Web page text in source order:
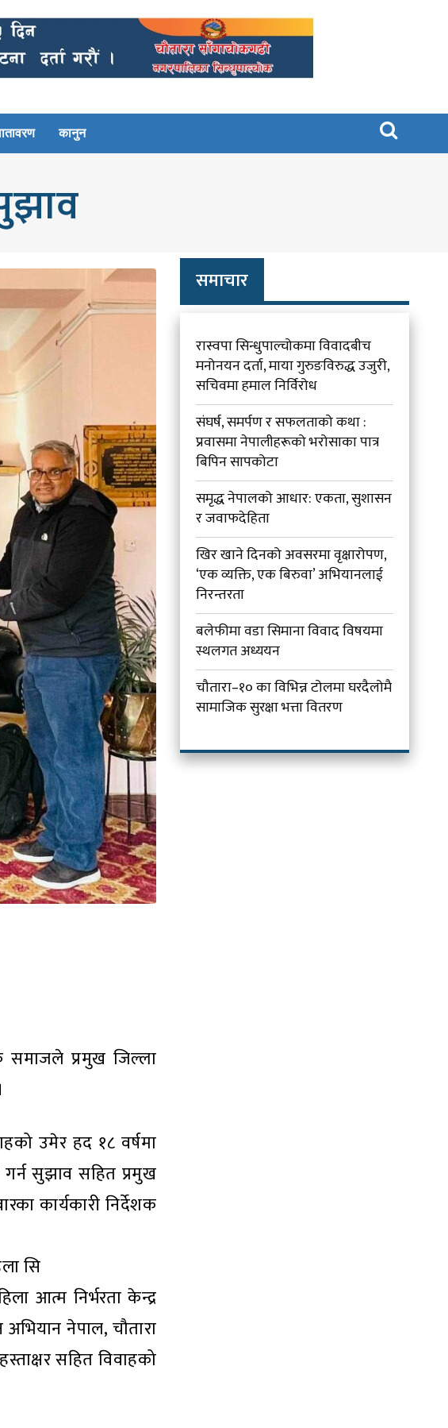
कानुन 
समाजले प्रमुख जिल्ला
उमेर हद १८ वर्षमा
सुझाव सहित प्रमुख
कार्यकारी निर्देशक
सि
आत्म निर्भरता केन्द्र
नेपाल, चौतारा
सहित विवाहको
समाचार
रास्वपा सिन्धुपाल्चोकमा विवादबीच
मनोनयन दर्ता, माया गुरुङविरुद्ध उजुरी,
सचिवमा हमाल निर्विरोध
संघर्ष, समर्पण र सफलताको कथा :
प्रवासमा नेपालीहरूको भरोसाका पात्र
बिपिन सापकोटा
समृद्ध नेपालको आधार: एकता, सुशासन
र जवाफदेहिता
खिर खाने दिनको अवसरमा वृक्षारोपण,
‘एक व्यक्ति, एक बिरुवा’ अभियानलाई
निरन्तरता
बलेफीमा वडा सिमाना विवाद विषयमा
स्थलगत अध्ययन
चौतारा–१० का विभिन्न टोलमा घरदैलोमै
सामाजिक सुरक्षा भत्ता वितरण